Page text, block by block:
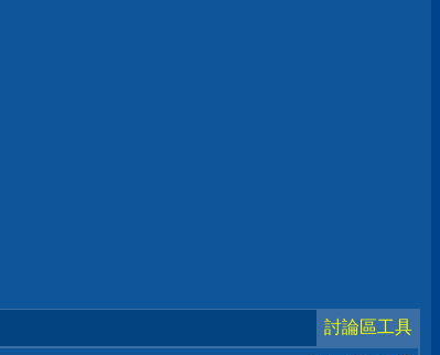
討論區工具